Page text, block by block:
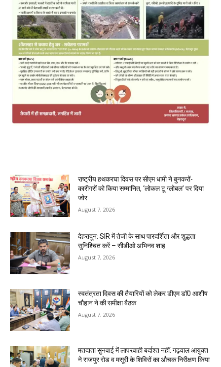
राष्ट्रीय हथकरघा दिवस पर सीएम धामी ने बुनकरों-
कारीगरों को किया सम्मानित, ‘लोकल टू ग्लोबल’ पर दिया
जोर
August 7, 2026
देहरादून: SIR में तेजी के साथ पारदर्शिता और शुद्धता
सुनिश्चित करें – सीडीओ अभिनव शाह
August 7, 2026
स्वतंत्रता दिवस की तैयारियों को लेकर डीएम डॉ0 आशीष
चौहान ने की समीक्षा बैठक
August 7, 2026
मतदाता सुनवाई में लापरवाही बर्दाश्त नहीं: गढ़वाल आयुक्त
ने राजपुर रोड व मसूरी के शिविरों का औचक निरीक्षण किया